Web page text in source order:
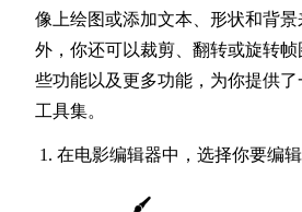
像上绘图或添加文本、形状和背
外，你还可以裁剪、翻转或旋转
些功能以及更多功能，为你提供
工具集。
在电影编辑器中，选择你要编